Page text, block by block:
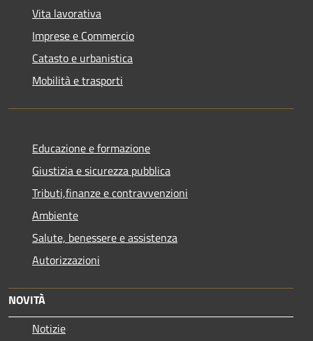
Vita lavorativa
Imprese e Commercio
Catasto e urbanistica
Mobilità e trasporti
Educazione e formazione
Giustizia e sicurezza pubblica
Tributi,finanze e contravvenzioni
Ambiente
Salute, benessere e assistenza
Autorizzazioni
NOVITÀ
Notizie